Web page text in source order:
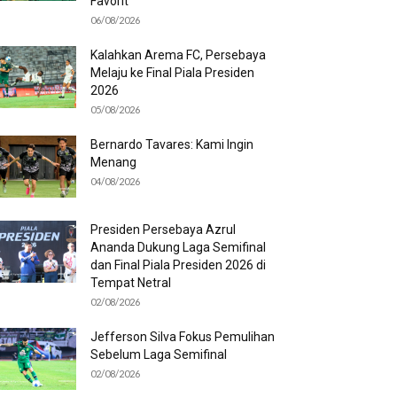
06/08/2026
Kalahkan Arema FC, Persebaya
Melaju ke Final Piala Presiden
2026
05/08/2026
Bernardo Tavares: Kami Ingin
Menang
04/08/2026
Presiden Persebaya Azrul
Ananda Dukung Laga Semifinal
dan Final Piala Presiden 2026 di
Tempat Netral
02/08/2026
Jefferson Silva Fokus Pemulihan
Sebelum Laga Semifinal
02/08/2026